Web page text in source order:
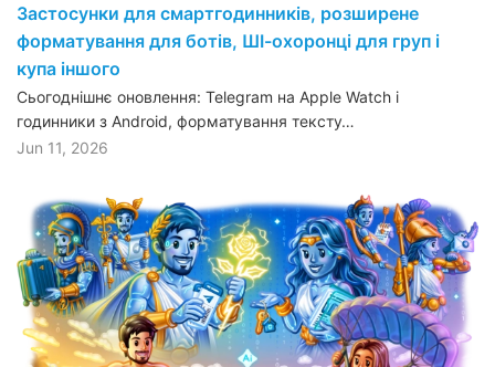
Застосунки для смартгодинників, розширене
форматування для ботів, ШІ-охоронці для груп і
купа іншого
Сьогоднішнє оновлення: Telegram на Apple Watch і
годинники з Android, форматування тексту…
Jun 11, 2026